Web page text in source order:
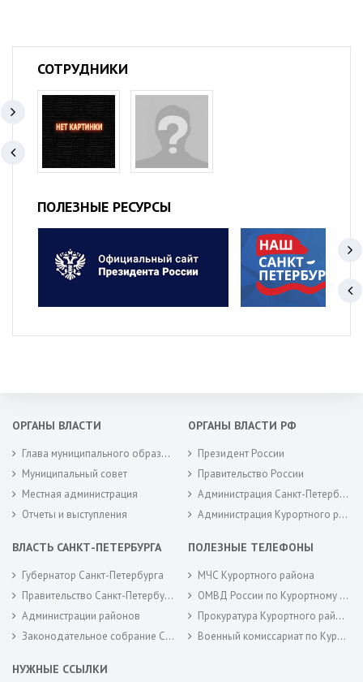
СОТРУДНИКИ
ПОЛЕЗНЫЕ РЕСУРСЫ
ОРГАНЫ ВЛАСТИ
Глава муниципального образования
Муниципальный совет
Местная администрация
Отчеты и выступления
ОРГАНЫ ВЛАСТИ РФ
Президент России
Правительство России
Администрация Санкт-Петербурга
Администрация Курортного района Санкт-Петербурга
ВЛАСТЬ САНКТ-ПЕТЕРБУРГА
Губернатор Санкт-Петербурга
Правительство Санкт-Петербурга
Администрации районов
Законодательное собрание Санкт-Петербурга
ПОЛЕЗНЫЕ ТЕЛЕФОНЫ
МЧС Курортного района
ОМВД России по Курортному району
Прокуратура Курортного района
Военный комиссариат по Курортному районам города Санкт-Петербурга
НУЖНЫЕ ССЫЛКИ